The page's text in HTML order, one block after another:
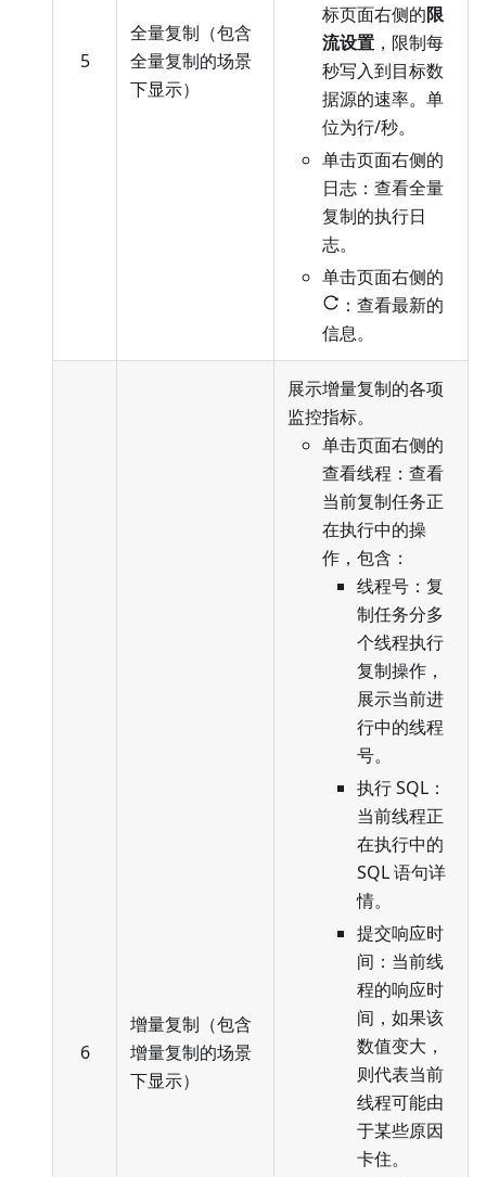
5
全量复制（包含
全量复制的场景
下显示）
标页面右侧的限
流设置 ，限制每
秒写入到目标数
据源的速率。单
位为行/秒。
单击页面右侧的
日志：查看全量
复制的执行日
志。
单击页面右侧的
：查看最新的
信息。
6
增量复制（包含
增量复制的场景
下显示）
展示增量复制的各项
监控指标。
单击页面右侧的
查看线程：查看
当前复制任务正
在执行中的操
作，包含：
线程号：复
制任务分多
个线程执行
复制操作，
展示当前进
行中的线程
号。
执行 SQL：
当前线程正
在执行中的
SQL 语句详
情。
提交响应时
间：当前线
程的响应时
间，如果该
数值变大，
则代表当前
线程可能由
于某些原因
卡住。